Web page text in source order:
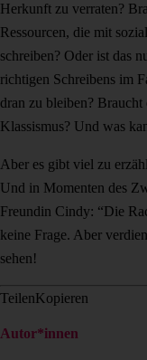
Herkunft zu verraten?
Ressourcen, die mit
schreiben? Oder ist das
richtigen Schreibens im
dran zu bleiben?
Klassismus? Und was
Aber es gibt viel zu
Und in Momenten des
Freundin Cindy: “Die
keine Frage. Aber
sehen!
TeilenKopieren
Autor*innen